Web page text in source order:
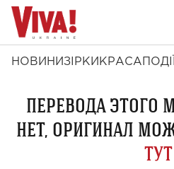
НОВИНИ ЗІРКИ КРАСА ПОДІЇ
ПЕРЕВОДА ЭТОГО
НЕТ, ОРИГИНАЛ
ТУТ